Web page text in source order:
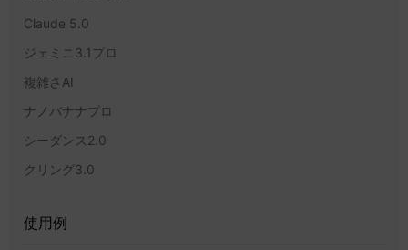
Claude 5.0
ジェミニ3.1プロ
複雑さAI
ナノバナナプロ
シーダンス2.0
クリング3.0
使用例